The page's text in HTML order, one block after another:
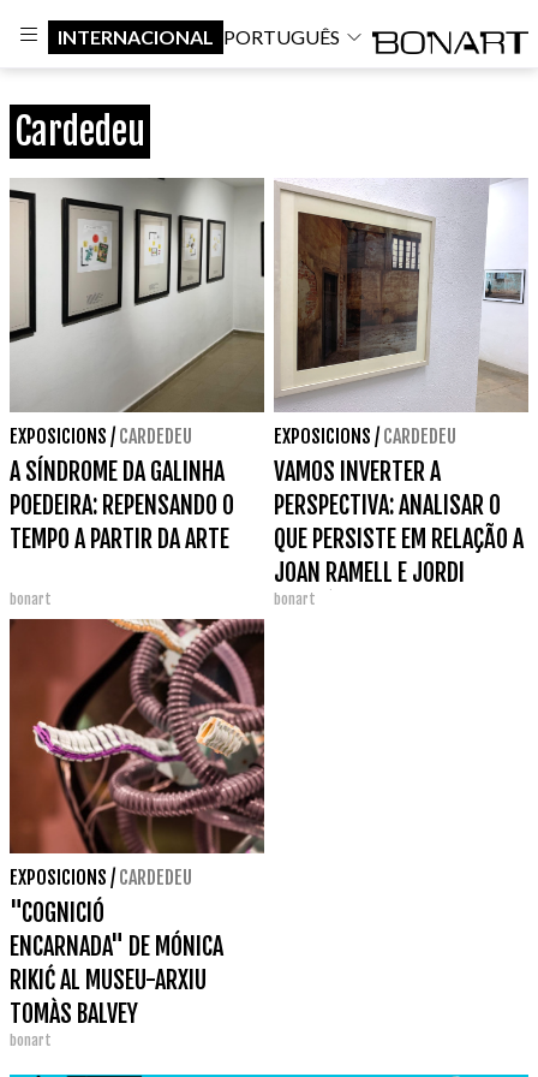
INTERNACIONAL PORTUGUÊS
Cardedeu
EXPOSICIONS / CARDEDEU
A SÍNDROME DA GALINHA
POEDEIRA: REPENSANDO O
TEMPO A PARTIR DA ARTE
bonart
EXPOSICIONS / CARDEDEU
VAMOS INVERTER A
PERSPECTIVA: ANALISAR O
QUE PERSISTE EM RELAÇÃO A
JOAN RAMELL E JORDI
ALIGUÉ.
bonart
EXPOSICIONS / CARDEDEU
"COGNICIÓ
ENCARNADA" DE MÓNICA
RIKIĆ AL MUSEU-ARXIU
TOMÀS BALVEY
bonart